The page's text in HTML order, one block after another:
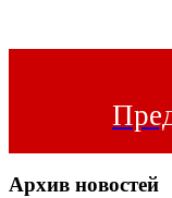
Архив новостей